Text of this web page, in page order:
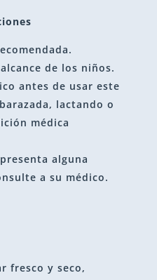
de los niños.
antes de usar este
lactando o
médica
alguna
a su médico.
fresco y seco,